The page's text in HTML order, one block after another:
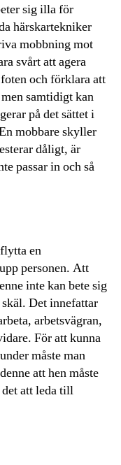
sig illa för
härskartekniker
mobbning mot
svårt att agera
och förklara att
samtidigt kan
på det sättet i
mobbare skyller
dåligt, är
passar in och så
en
personen. Att
inte kan bete sig
Det innefattar
arbetsvägran,
För att kunna
måste man
att hen måste
det att leda till